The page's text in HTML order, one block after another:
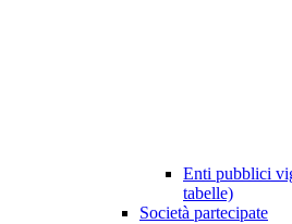
Enti pubblici
tabelle)
Società partecipate